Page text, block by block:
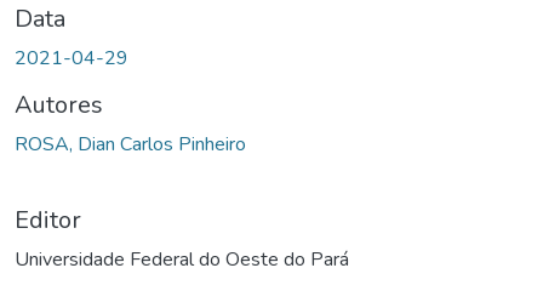
Data
2021-04-29
Autores
ROSA, Dian Carlos Pinheiro
Editor
Universidade Federal do Oeste do Pará